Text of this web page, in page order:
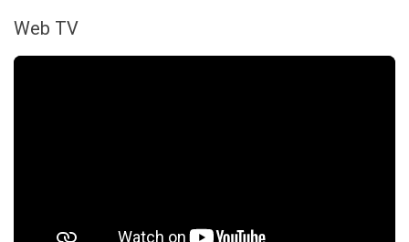
Web TV